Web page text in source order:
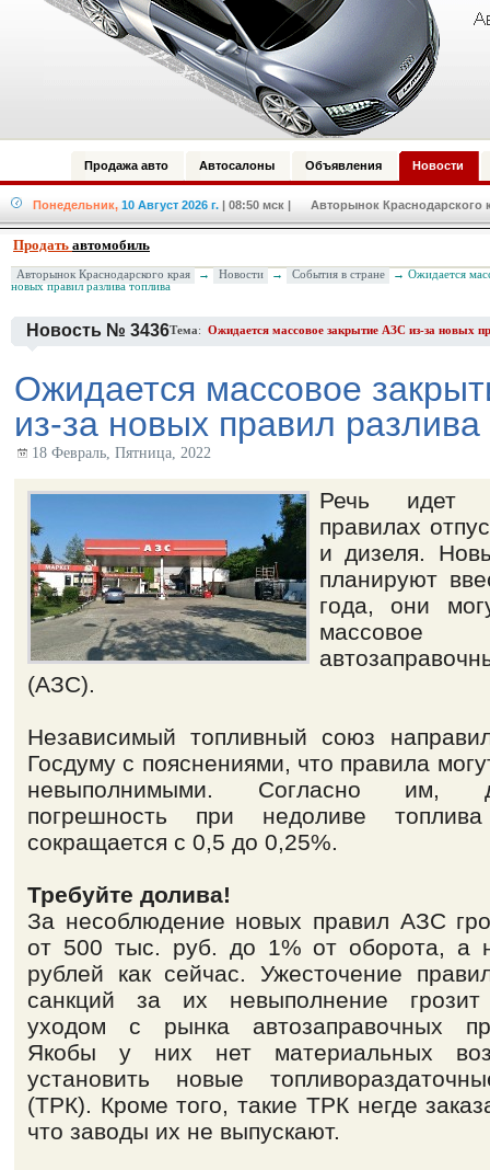
Продажа авто Автосалоны Объявления Новости
Понедельник, 10 Август 2026 г. | 08:50 мск | Авторынок Краснодарского
Продать автомобиль
Авторынок Краснодарского края → Новости → События в стране
→ Ожидается
новых правил разлива топлива
Новость № 3436Тема: Ожидается массовое закрытие АЗС из-за новых
Ожидается массовое
из-за новых правил разлива
18 Февраль, Пятница, 2022
Речь идет
правилах
и дизеля.
планируют
года, они
массовое
(АЗС).
Независимый топливный союз
Госдуму с пояснениями, что правила
невыполнимыми. Согласно им,
погрешность при недоливе
сокращается с 0,5 до 0,25%.
Требуйте долива!
За несоблюдение новых правил АЗС
от 500 тыс. руб. до 1% от оборота, а
рублей как сейчас. Ужесточение
санкций за их невыполнение
уходом с рынка автозаправочных
Якобы у них нет материальных
установить новые
(ТРК). Кроме того, такие ТРК негде
что заводы их не выпускают.